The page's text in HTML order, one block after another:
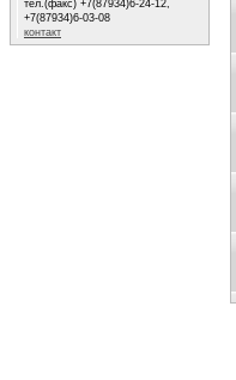
тел.(факс) +7(87934)6-24-12,
+7(87934)6-03-08
контакт